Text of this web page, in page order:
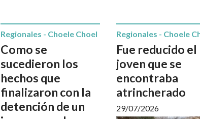
Como se
sucedieron los
hechos que
finalizaron con la
detención de un
Regionales - Choele Choel
Fue reducido el
joven que se
encontraba
atrincherado
Regionales - Choele
29/07/2026